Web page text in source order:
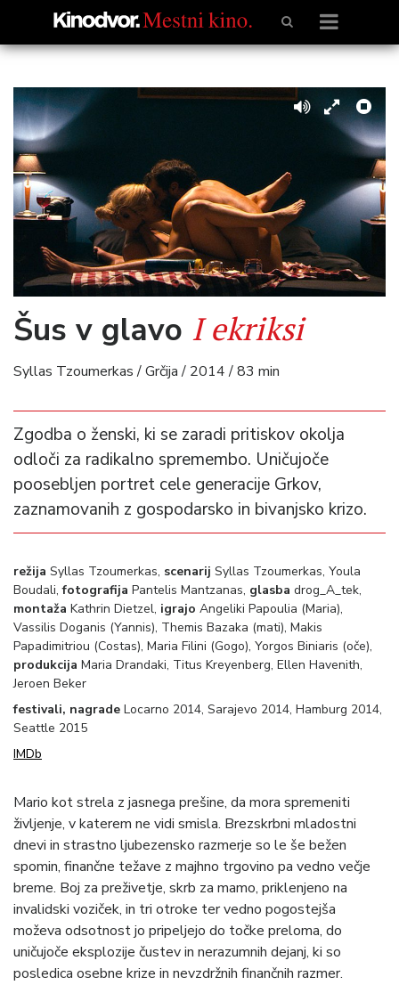
Šus v glavo I ekriksi
Syllas Tzoumerkas / Grčija / 2014 / 83 min
Zgodba o ženski, ki se zaradi pritiskov okolja
odloči za radikalno spremembo. Uničujoče
poosebljen portret cele generacije Grkov,
zaznamovanih z gospodarsko in bivanjsko krizo.
režija Syllas Tzoumerkas, scenarij Syllas Tzoumerkas, Youla
Boudali,fotografija Pantelis Mantzanas, glasba drog_A_tek,
montaža Kathrin Dietzel, igrajo Angeliki Papoulia (Maria),
Vassilis Doganis (Yannis), Themis Bazaka (mati), Makis
Papadimitriou (Costas), Maria Filini (Gogo), Yorgos Biniaris (oče),
produkcija Maria Drandaki, Titus Kreyenberg, Ellen Havenith,
Jeroen Beker
festivali, nagrade Locarno 2014, Sarajevo 2014, Hamburg 2014,
Seattle 2015
IMDb
Mario kot strela z jasnega prešine, da mora spremeniti
življenje, v katerem ne vidi smisla. Brezskrbni mladostni
dnevi in strastno ljubezensko razmerje so le še bežen
spomin, finančne težave z majhno trgovino pa vedno večje
breme. Boj za preživetje, skrb za mamo, priklenjeno na
invalidski voziček, in tri otroke ter vedno pogostejša
moževa odsotnost jo pripeljejo do točke preloma, do
uničujoče eksplozije čustev in nerazumnih dejanj, ki so
posledica osebne krize in nevzdržnih finančnih razmer.